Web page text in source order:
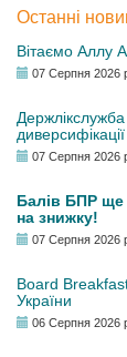
Останні
Вітаємо Аллу
07 Серпня 2026
07 Серпня 2026
Балів БПР ще
на знижку!
07 Серпня 2026
Board
України
06 Серпня 2026